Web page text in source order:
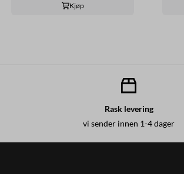
Kjøp
Rask levering
vi sender innen 1-4 dager